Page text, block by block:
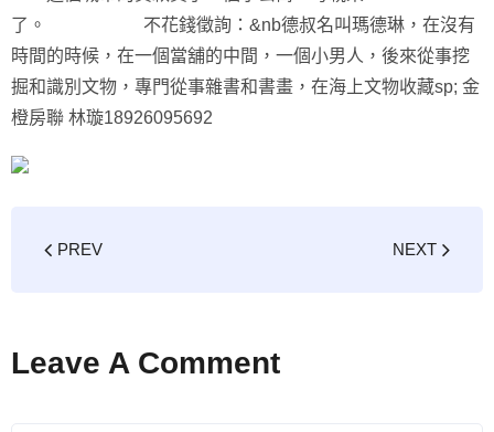
了。 不花錢徵詢：&nb德叔名叫瑪德琳，在沒有
時間的時候，在一個當舖的中間，一個小男人，後來從事挖
掘和識別文物，專門從事雜書和書畫，在海上文物收藏sp; 金
橙房聯 林璇18926095692
PREV NEXT
Leave A Comment